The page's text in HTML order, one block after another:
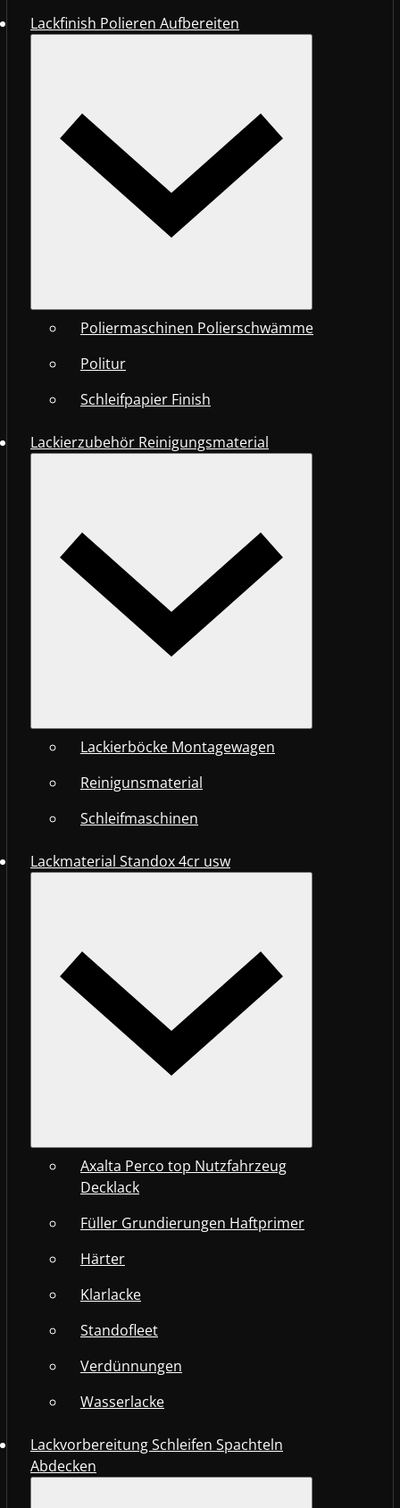
Lackfinish Polieren Aufbereiten
Poliermaschinen Polierschwämme
Politur
Schleifpapier Finish
Lackierzubehör Reinigungsmaterial
Lackierböcke Montagewagen
Reinigunsmaterial
Schleifmaschinen
Lackmaterial Standox 4cr usw
Axalta Perco top Nutzfahrzeug
Decklack
Füller Grundierungen Haftprimer
Härter
Klarlacke
Standofleet
Verdünnungen
Wasserlacke
Lackvorbereitung Schleifen Spachteln
Abdecken